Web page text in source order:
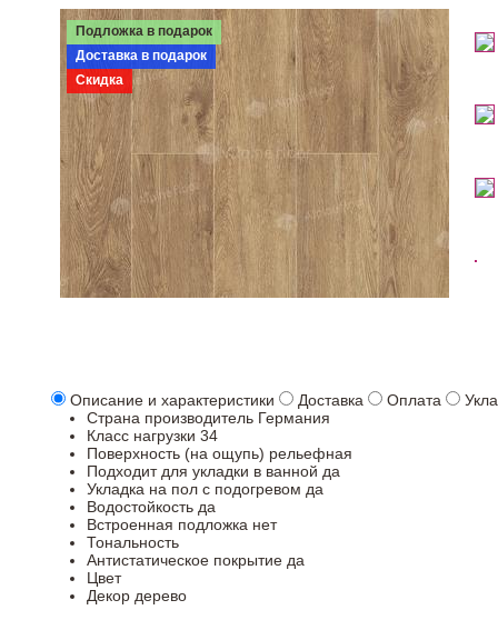
Подложка в подарок
Доставка в подарок
Скидка
Описание и характеристики Доставка Оплата
Страна производитель Германия
Класс нагрузки 34
Поверхность (на ощупь) рельефная
Подходит для укладки в ванной да
Укладка на пол c подогревом да
Водостойкость да
Встроенная подложка нет
Тональность
Антистатическое покрытие да
Цвет
Декор дерево